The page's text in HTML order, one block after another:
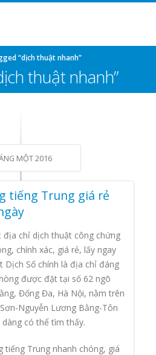
“dịch thuật nhanh”
thuật nhanh”
MỘT 2016
tiếng Trung giá rẻ
địa chỉ dịch thuật công chứng
chính xác, giá rẻ, lấy ngay
Dịch Số chính là địa chỉ đáng
được đặt tại số 62 ngõ
Đống Đa, Hà Nội, nằm trên
Nguyễn Lương Bằng-Tôn
có thể tìm thấy.
tiếng Trung nhanh chóng, giá